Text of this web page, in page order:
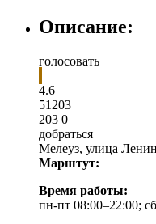
Описание:
голосовать
4.6
51 203
203 0
добраться
Мелеуз, улица
Марштут:
Время работы:
пн-пт 08:00–22:00;